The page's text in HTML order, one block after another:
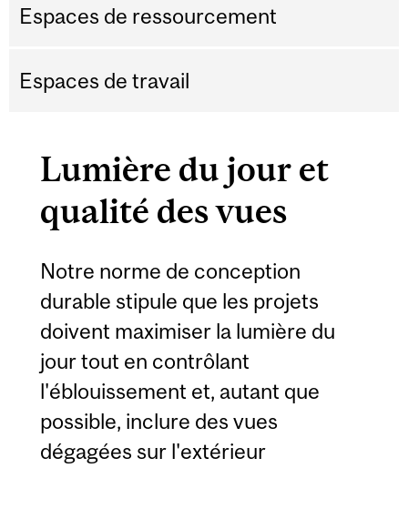
Espaces de ressourcement
Espaces de travail
Lumière du jour et
qualité des vues
Notre norme de conception
durable stipule que les projets
doivent maximiser la lumière du
jour tout en contrôlant
l'éblouissement et, autant que
possible, inclure des vues
dégagées sur l'extérieur